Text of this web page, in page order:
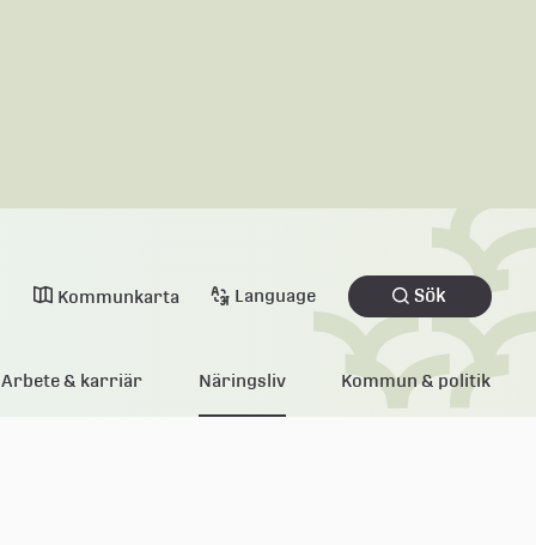
Kommunkarta Language Sök
Arbete & karriär Näringsliv Kommun & politik